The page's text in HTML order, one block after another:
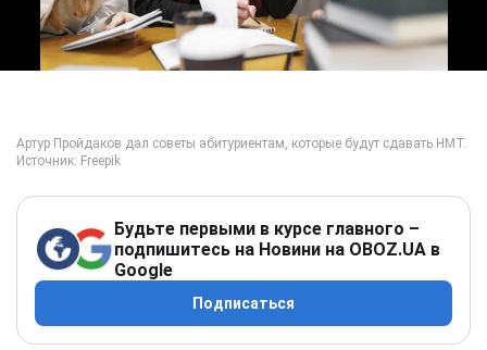
Будьте первыми в курсе главного –
подпишитесь на Новини на OBOZ.UA в
Google
Подписаться